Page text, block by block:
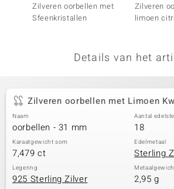
Zilveren oorbellen met
Sfeenkristallen
Zilveren
limoen
Details van het
Zilveren oorbellen met Limoen
Naam
oorbellen - 31 mm
Aantal
18
Karaatgewicht som
7,479 ct
Edelmetaal
Sterling
Legering
925 Sterling Zilver 2,95 g